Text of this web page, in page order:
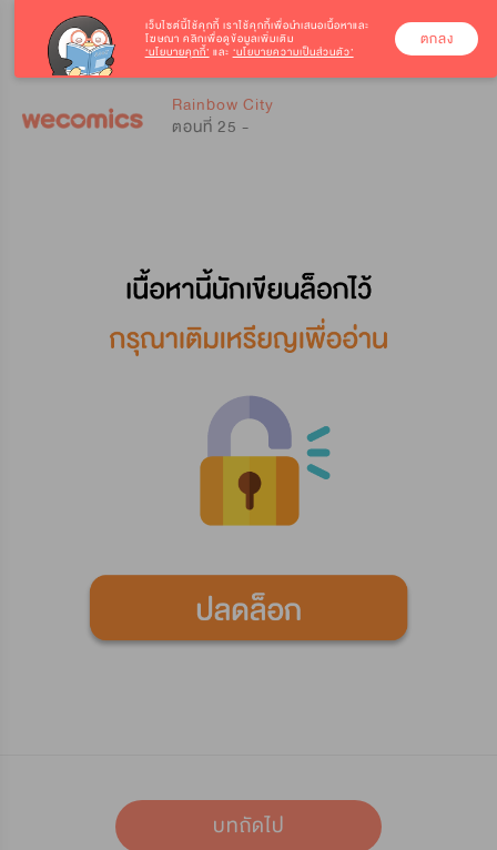
Rainbow City
ตอนที่ 25 -
บทถัดไป
เว็บไซต์นี้ใช้คุกกี้ เราใช้คุกกี้เพื่อนำเสนอเนื้อหาและ
โฆษณา คลิกเพื่อดูข้อมูลเพิ่มเติม
‘นโยบายคุกกี้’ และ ‘นโยบายความเป็นส่วนตัว’
ตกลง